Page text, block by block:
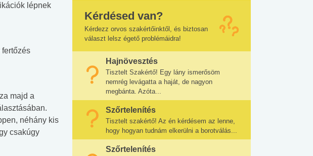
lépnek
majd a
néhány kis
csakúgy
Kérdésed van?
Kérdezz orvos szakértőinktől, és biztosan
választ lelsz égető problémáidra!
Hajnövesztés
Tisztelt Szakértő! Egy lány ismerősöm
nemrég levágatta a haját, de nagyon
megbánta. Azóta...
Szőrtelenítés
Tisztelt szakértő! Az én kérdésem az lenne,
hogy hogyan tudnám elkerülni a borotválás...
Szőrtelenítés